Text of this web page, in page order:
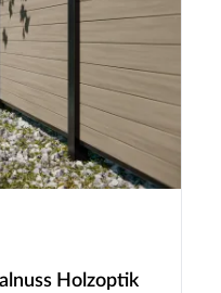
Holzoptik